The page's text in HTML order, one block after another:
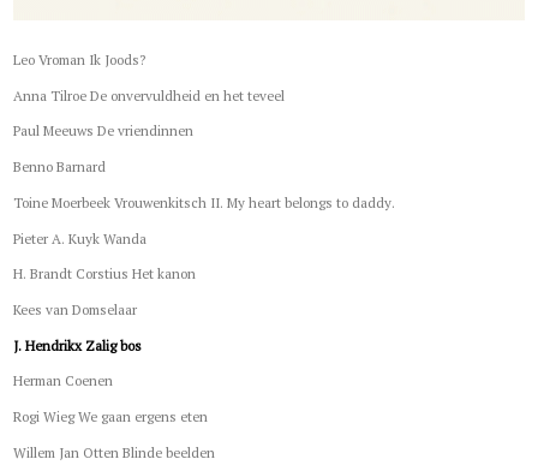
Leo Vroman Ik Joods?
Anna Tilroe De onvervuldheid en het teveel
Paul Meeuws De vriendinnen
Benno Barnard
Toine Moerbeek Vrouwenkitsch II. My heart belongs to daddy.
Pieter A. Kuyk Wanda
H. Brandt Corstius Het kanon
Kees van Domselaar
J. Hendrikx Zalig bos
Herman Coenen
Rogi Wieg We gaan ergens eten
Willem Jan Otten Blinde beelden